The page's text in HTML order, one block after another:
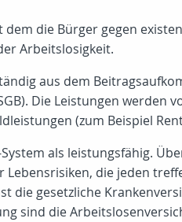
die Bürger gegen
Arbeitslosigkeit.
aus dem
Die Leistungen werden
(zum Beispiel
als leistungsfähig.
die jeden
die gesetzliche
sind die